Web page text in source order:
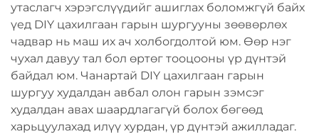
утаслагч хэрэгслүүдийг ашиглах боломжгүй байх
үед DIY цахилгаан гарын шургууны зөөвөрлөх
чадвар нь маш их ач холбогдолтой юм. Өөр нэг
чухал давуу тал бол өртөг тооцооны үр дүнтэй
байдал юм. Чанартай DIY цахилгаан гарын
шургуу худалдан авбал олон гарын зэмсэг
худалдан авах шаардлагагүй болох бөгөөд
харьцуулахад илүү хурдан, үр дүнтэй ажилладаг.